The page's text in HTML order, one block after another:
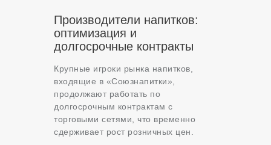
Производители напитков:
оптимизация и
долгосрочные контракты
Крупные игроки рынка напитков,
входящие в «Союзнапитки»,
продолжают работать по
долгосрочным контрактам с
торговыми сетями, что временно
сдерживает рост розничных цен.